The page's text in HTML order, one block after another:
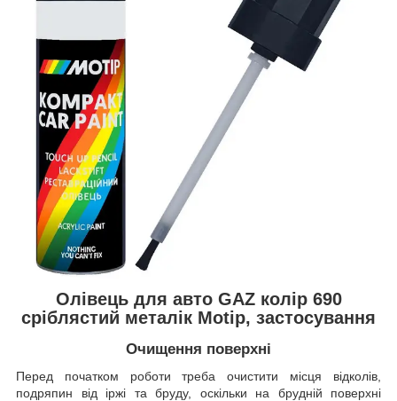
Олівець для авто GAZ колір 690
сріблястий металік Motip, застосування
Очищення поверхні
Перед початком роботи треба очистити місця відколів,
подряпин від іржі та бруду, оскільки на брудній поверхні